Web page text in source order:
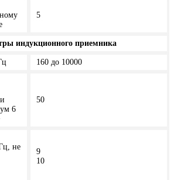
5
индукционного приемника
160 до 10000
6
50
не
9
10